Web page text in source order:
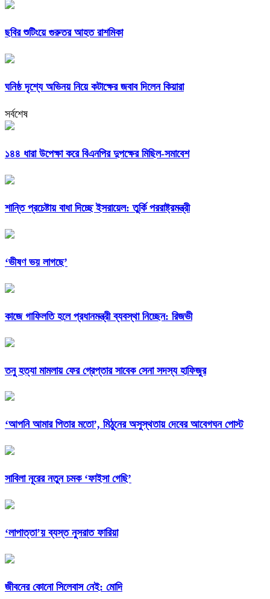
ছবির শুটিংয়ে গুরুতর আহত রাশমিকা
ঘনিষ্ঠ দৃশ্যে অভিনয় নিয়ে কটাক্ষের জবাব দিলেন কিয়ারা
সর্বশেষ
১৪৪ ধারা উপেক্ষা করে বিএনপির দুপক্ষের মিছিল-সমাবেশ
শান্তি প্রচেষ্টায় বাধা দিচ্ছে ইসরায়েল: তুর্কি পররাষ্ট্রমন্ত্রী
‘ভীষণ ভয় লাগছে’
কাজে গাফিলতি হলে প্রধানমন্ত্রী ব্যবস্থা নিচ্ছেন: রিজভী
তনু হত্যা মামলায় ফের গ্রেপ্তার সাবেক সেনা সদস্য হাফিজুর
‘আপনি আমার পিতার মতো’, মিঠুনের অসুস্থতায় দেবের আবেগঘন পোস্ট
সাবিলা নূরের নতুন চমক ‘ফাইসা গেছি’
‘লাপাত্তা’য় ব্যস্ত নুসরাত ফারিয়া
জীবনের কোনো সিলেবাস নেই: মোদি